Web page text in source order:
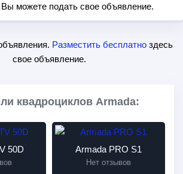
можете подать свое объявление.
Разместить бесплатно здесь
свое объявление.
квадроциклов Armada:
50D Armada PRO S1
Нет отзывов